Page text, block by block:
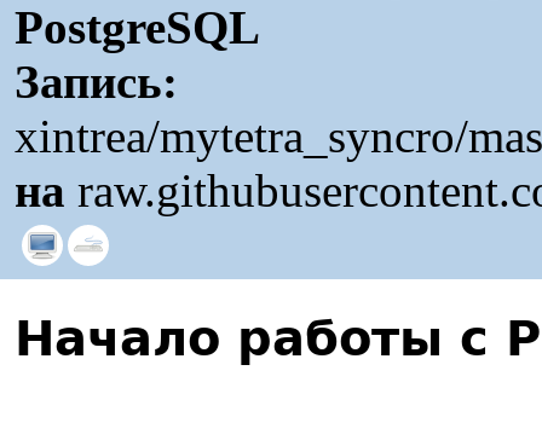
PostgreSQL
Запись:
xintrea/mytetra_syncro/
на
Начало работы с